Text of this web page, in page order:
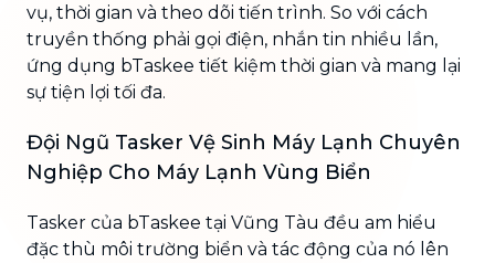
vụ, thời gian và theo dõi tiến trình. So với cách
truyền thống phải gọi điện, nhắn tin nhiều lần,
ứng dụng bTaskee tiết kiệm thời gian và mang lại
sự tiện lợi tối đa.
Đội Ngũ Tasker Vệ Sinh Máy Lạnh Chuyên
Nghiệp Cho Máy Lạnh Vùng Biển
Tasker của bTaskee tại Vũng Tàu đều am hiểu
đặc thù môi trường biển và tác động của nó lên